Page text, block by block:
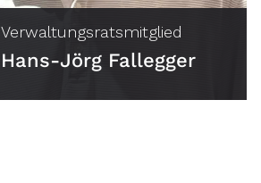
Verwaltungsratsmitglied
Hans-Jörg Fallegger